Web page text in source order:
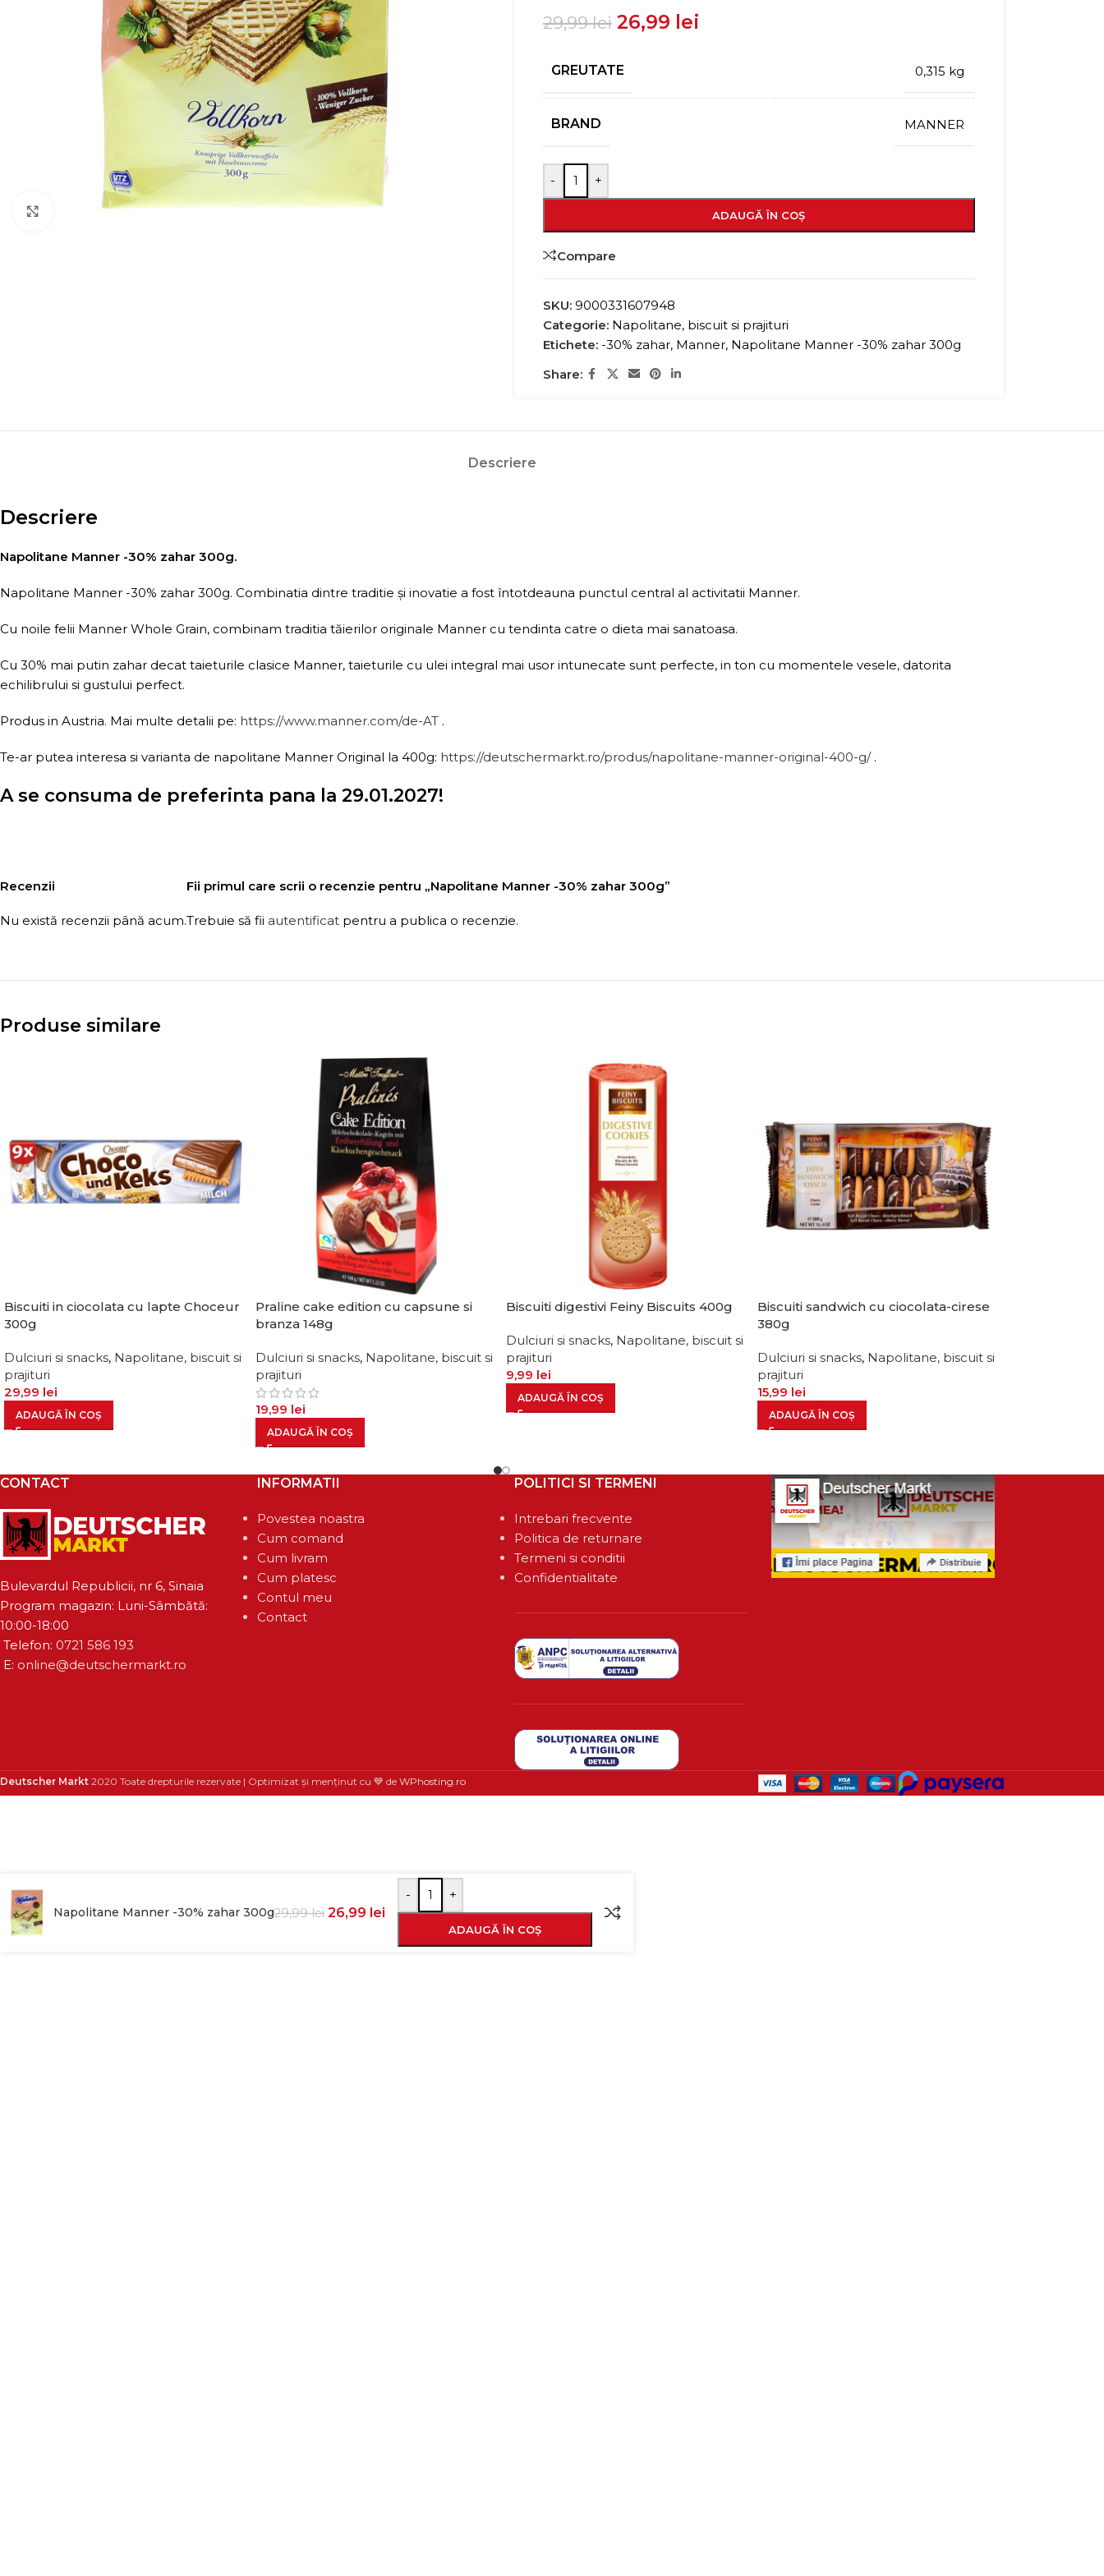
Click to enlarge
29,99lei 26,99 lei
GREUTATE 0,315 kg
BRAND MANNER
- +
ADAUGĂ ÎN COȘ
Compare
SKU: 9000331607948
Categorie: Napolitane, biscuit si prajituri
Etichete: -30% zahar, Manner, Napolitane Manner -30% zahar 300g
Share:
Descriere
Descriere
Napolitane Manner -30% zahar 300g.
Napolitane Manner -30% zahar 300g. Combinatia dintre traditie și inovatie a fost întotdeauna punctul central al activitatii Manner.
Cu noile felii Manner Whole Grain, combinam traditia tăierilor originale Manner cu tendinta catre o dieta mai sanatoasa.
Cu 30% mai putin zahar decat taieturile clasice Manner, taieturile cu ulei integral mai usor intunecate sunt perfecte, in ton cu momentele vesele, datorita
echilibrului si gustului perfect.
Produs in Austria. Mai multe detalii pe: https://www.manner.com/de-AT .
Te-ar putea interesa si varianta de napolitane Manner Original la 400g: https://deutschermarkt.ro/produs/napolitane-manner-original-400-g/.
A se consuma de preferinta pana la 29.01.2027!
Recenzii
Nu există recenzii până acum.
Fii primul care scrii o recenzie pentru „Napolitane Manner -30% zahar 300g”
Trebuie să fii autentificat pentru a publica o recenzie.
Produse similare
Biscuiti in ciocolata cu lapte Choceur
300g
Dulciuri si snacks, Napolitane, biscuit si
prajituri
29,99 lei
ADAUGĂ ÎN COȘ
Praline cake edition cu capsune si
branza 148g
Dulciuri si snacks, Napolitane, biscuit si
prajituri
19,99 lei
ADAUGĂ ÎN COȘ
Biscuiti digestivi Feiny Biscuits 400g
Dulciuri si snacks, Napolitane, biscuit si
prajituri
9,99 lei
ADAUGĂ ÎN COȘ
Biscuiti sandwich cu ciocolata-cirese
380g
Dulciuri si snacks, Napolitane, biscuit si
prajituri
15,99 lei
ADAUGĂ ÎN COȘ
CONTACT
Bulevardul Republicii, nr 6, Sinaia
Program magazin: Luni-Sâmbătă:
10:00-18:00
Telefon: 0721 586 193
E: online@deutschermarkt.ro
INFORMATII
Povestea noastra
Cum comand
Cum livram
Cum platesc
Contul meu
Contact
POLITICI SI TERMENI
Intrebari frecvente
Politica de returnare
Termeni si conditii
Confidentialitate
Deutscher Markt 2020 Toate drepturile rezervate | Optimizat și menținut cu 💙 de WPhosting.ro
Napolitane Manner -30% zahar 300g29,99lei 26,99 lei
- +
ADAUGĂ ÎN COȘ